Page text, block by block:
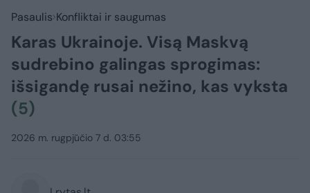
Pasaulis Konfliktai ir saugumas
Karas Ukrainoje. Visą Maskvą
sudrebino galingas sprogimas:
išsigandę rusai nežino, kas vyksta
(5)
2026 m. rugpjūčio 7 d. 03:55